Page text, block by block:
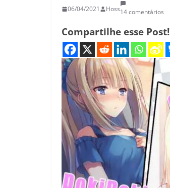
06/04/2021 Hoss14 comentários
Compartilhe esse Post!